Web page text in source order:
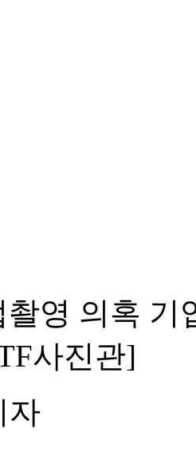
영 의혹 기
사진관]
자